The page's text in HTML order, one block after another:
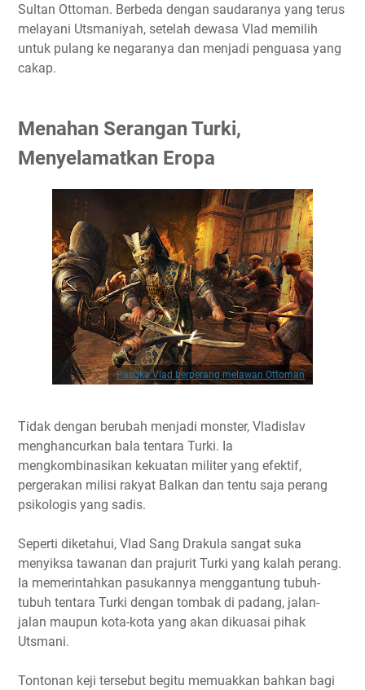
Sultan Ottoman. Berbeda dengan saudaranya yang terus
melayani Utsmaniyah, setelah dewasa Vlad memilih
untuk pulang ke negaranya dan menjadi penguasa yang
cakap.
Menahan Serangan Turki,
Menyelamatkan Eropa
Pasuka Vlad berperang melawan Ottoman
Tidak dengan berubah menjadi monster, Vladislav
menghancurkan bala tentara Turki. Ia
mengkombinasikan kekuatan militer yang efektif,
pergerakan milisi rakyat Balkan dan tentu saja perang
psikologis yang sadis.
Seperti diketahui, Vlad Sang Drakula sangat suka
menyiksa tawanan dan prajurit Turki yang kalah perang.
Ia memerintahkan pasukannya menggantung tubuh-
tubuh tentara Turki dengan tombak di padang, jalan-
jalan maupun kota-kota yang akan dikuasai pihak
Utsmani.
Tontonan keji tersebut begitu memuakkan bahkan bagi